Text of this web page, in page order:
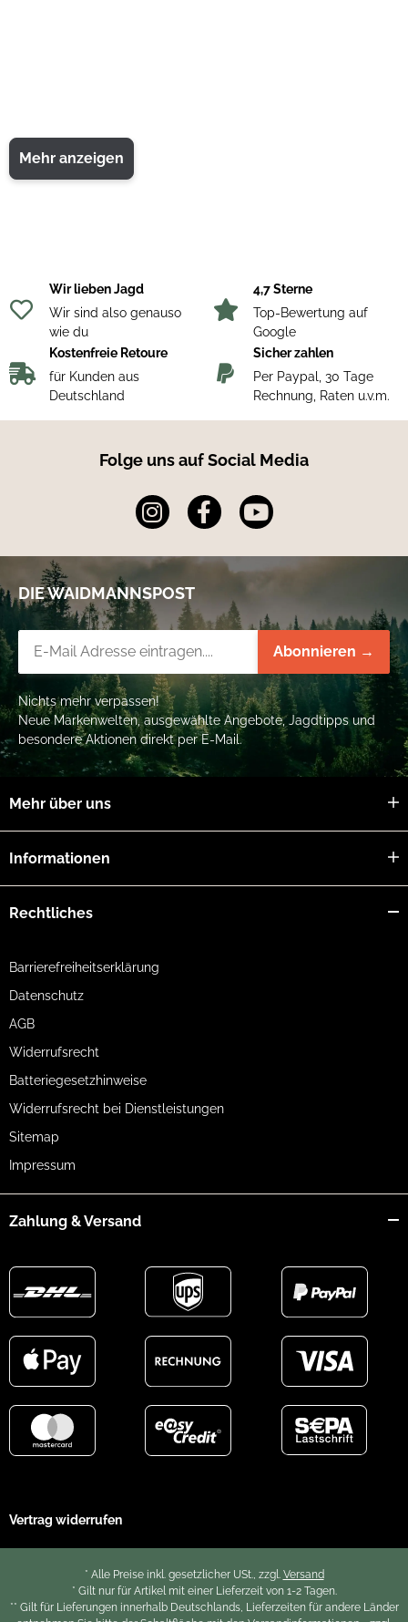
Mehr anzeigen
Wir lieben Jagd
Wir sind also genauso
wie du
4,7 Sterne
Top-Bewertung auf
Google
Kostenfreie Retoure
für Kunden aus
Deutschland
Sicher zahlen
Per Paypal, 30 Tage
Rechnung, Raten u.v.m.
Folge uns auf Social Media
DIE WAIDMANNSPOST
Abonnieren →
Nichts mehr verpassen!
Neue Markenwelten, ausgewählte Angebote, Jagdtipps und
besondere Aktionen direkt per E-Mail.
Mehr über uns
Informationen
Rechtliches
Barrierefreiheitserklärung
Datenschutz
AGB
Widerrufsrecht
Batteriegesetzhinweise
Widerrufsrecht bei Dienstleistungen
Sitemap
Impressum
Zahlung & Versand
Vertrag widerrufen
* Alle Preise inkl. gesetzlicher USt., zzgl. Versand
* Gilt nur für Artikel mit einer Lieferzeit von 1-2 Tagen.
** Gilt für Lieferungen innerhalb Deutschlands, Lieferzeiten für andere Länder